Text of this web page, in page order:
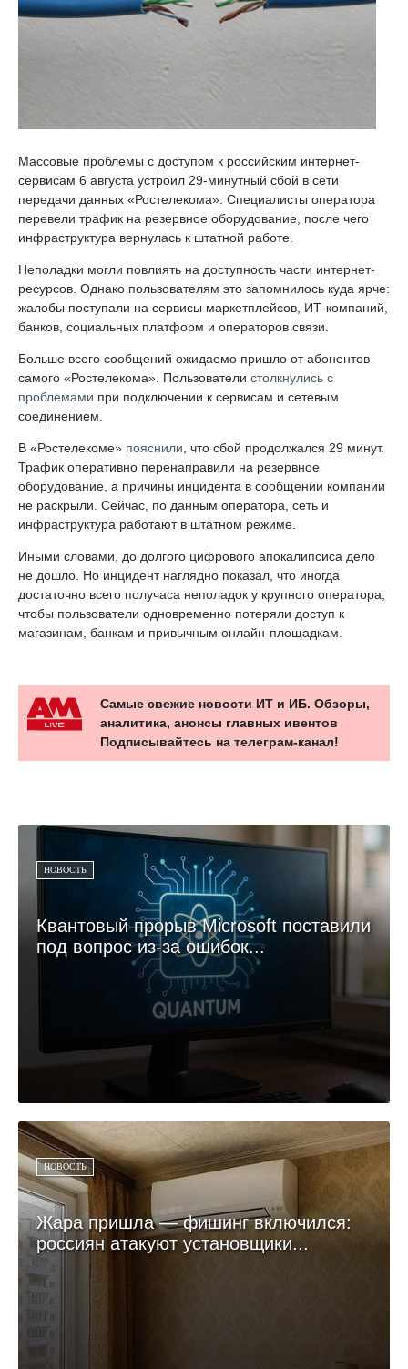
Массовые проблемы с доступом к российским интернет-
сервисам 6 августа устроил 29-минутный сбой в сети
передачи данных «Ростелекома». Специалисты оператора
перевели трафик на резервное оборудование, после чего
инфраструктура вернулась к штатной работе.
Неполадки могли повлиять на доступность части интернет-
ресурсов. Однако пользователям это запомнилось куда ярче:
жалобы поступали на сервисы маркетплейсов, ИТ-компаний,
банков, социальных платформ и операторов связи.
Больше всего сообщений ожидаемо пришло от абонентов
самого «Ростелекома». Пользователи столкнулись с
проблемами при подключении к сервисам и сетевым
соединением.
В «Ростелекоме» пояснили , что сбой продолжался 29 минут.
Трафик оперативно перенаправили на резервное
оборудование, а причины инцидента в сообщении компании
не раскрыли. Сейчас, по данным оператора, сеть и
инфраструктура работают в штатном режиме.
Иными словами, до долгого цифрового апокалипсиса дело
не дошло. Но инцидент наглядно показал, что иногда
достаточно всего получаса неполадок у крупного оператора,
чтобы пользователи одновременно потеряли доступ к
магазинам, банкам и привычным онлайн-площадкам.
Самые свежие новости ИТ и ИБ. Обзоры,
аналитика, анонсы главных ивентов
Подписывайтесь на телеграм-канал!
НОВОСТЬ
Квантовый прорыв Microsoft поставили
под вопрос из-за ошибок...
НОВОСТЬ
Жара пришла — фишинг включился:
россиян атакуют установщики...